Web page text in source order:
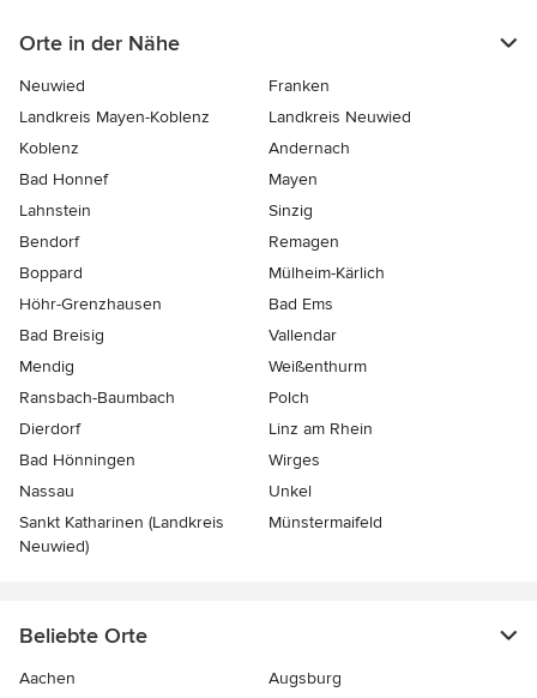
Orte in der Nähe
Neuwied
Franken
Landkreis Mayen-Koblenz
Landkreis Neuwied
Koblenz
Andernach
Bad Honnef
Mayen
Lahnstein
Sinzig
Bendorf
Remagen
Boppard
Mülheim-Kärlich
Höhr-Grenzhausen
Bad Ems
Bad Breisig
Vallendar
Mendig
Weißenthurm
Ransbach-Baumbach
Polch
Dierdorf
Linz am Rhein
Bad Hönningen
Wirges
Nassau
Unkel
Sankt Katharinen (Landkreis
Neuwied)
Münstermaifeld
Beliebte Orte
Aachen
Augsburg